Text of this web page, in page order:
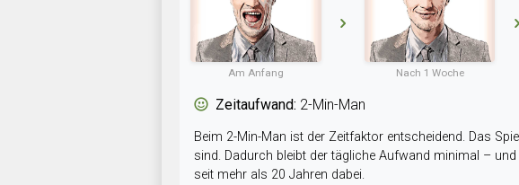
Am Anfang Nach 1 Woche
Zeitaufwand: 2-Min-Man
Beim 2-Min-Man ist der Zeitfaktor entscheidend. Das
sind. Dadurch bleibt der tägliche Aufwand minimal –
seit mehr als 20 Jahren dabei.